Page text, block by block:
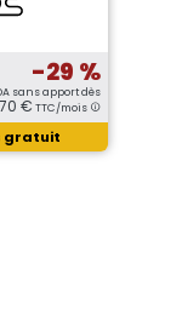
-29 %
sans apport dès
€ TTC/mois
gratuit